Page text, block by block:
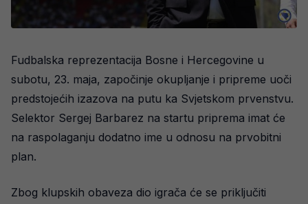
Fudbalska reprezentacija Bosne i Hercegovine u
subotu, 23. maja, započinje okupljanje i pripreme uoči
predstojećih izazova na putu ka Svjetskom prvenstvu.
Selektor Sergej Barbarez na startu priprema imat će
na raspolaganju dodatno ime u odnosu na prvobitni
plan.
Zbog klupskih obaveza dio igrača će se priključiti